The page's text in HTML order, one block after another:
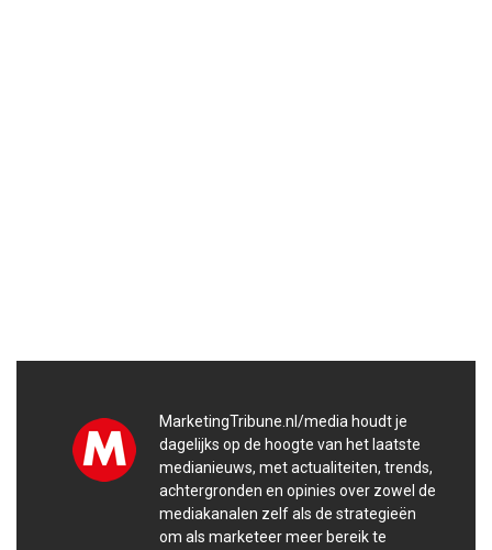
MarketingTribune.nl/media houdt je
dagelijks op de hoogte van het laatste
medianieuws, met actualiteiten, trends,
achtergronden en opinies over zowel de
mediakanalen zelf als de strategieën
om als marketeer meer bereik te